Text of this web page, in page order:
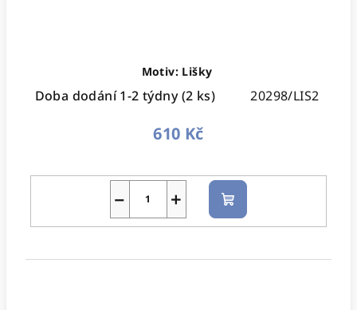
Motiv: Lišky
Doba dodání 1-2 týdny(2 ks) 20298/LIS2
610 Kč
+
− Do
košíku